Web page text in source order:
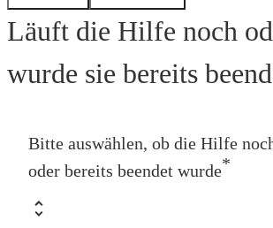
Läuft die Hilfe noch
wurde sie bereits
Bitte auswählen, ob die Hilfe
oder bereits beendet wurde*